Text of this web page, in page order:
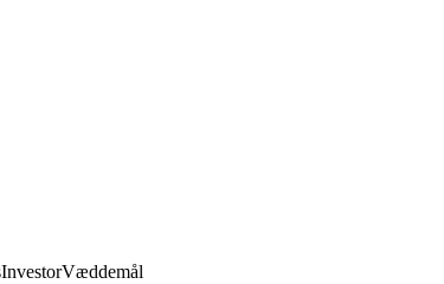
InvestorVæddemål